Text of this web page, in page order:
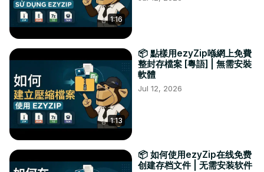
1:16
1:13
📦 點樣用ezyZip喺網上免費
整封存檔案 [粵語] | 無需安裝
軟體
Jul 12, 2026
📦 如何使用ezyZip在线免费
创建存档文件 | 无需安装软件